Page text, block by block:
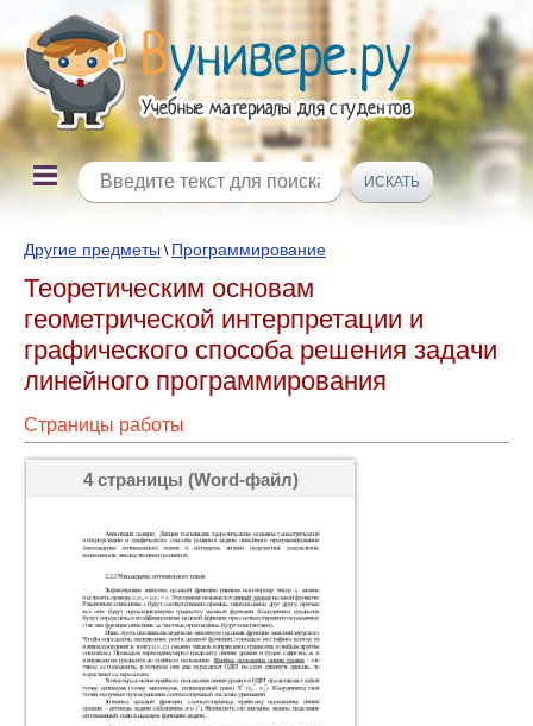
Другие предметы \ Программирование
Теоретическим основам
геометрической интерпретации и
графического способа решения задачи
линейного программирования
Страницы работы
4 страницы (Word-файл)